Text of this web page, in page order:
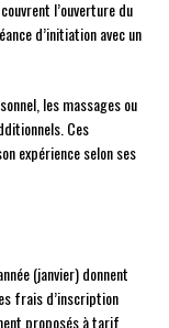
l’ouverture du
d’initiation avec un
les massages ou
Ces
expérience selon ses
(janvier) donnent
frais d’inscription
proposés à tarif